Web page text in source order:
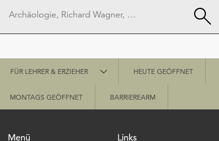
Schnellzugriff
FÜR LEHRER & ERZIEHER HEUTE GEÖFFNET
MONTAGS GEÖFFNET BARRIEREARM
Menü
Links